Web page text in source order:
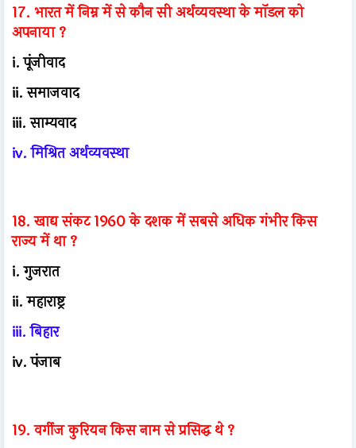
17. भारत में निम्न में से कौन सी अर्थव्यवस्था के मॉडल को
अपनाया ?
i. पूंजीवाद
ii. समाजवाद
iii. साम्यवाद
iv. मिश्रित अर्थव्यवस्था
18. खाद्य संकट 1960 के दशक में सबसे अधिक गंभीर किस
राज्य में था ?
i. गुजरात
ii. महाराष्ट्र
iii. बिहार
iv. पंजाब
19. वर्गीज कुरियन किस नाम से प्रसिद्ध थे ?